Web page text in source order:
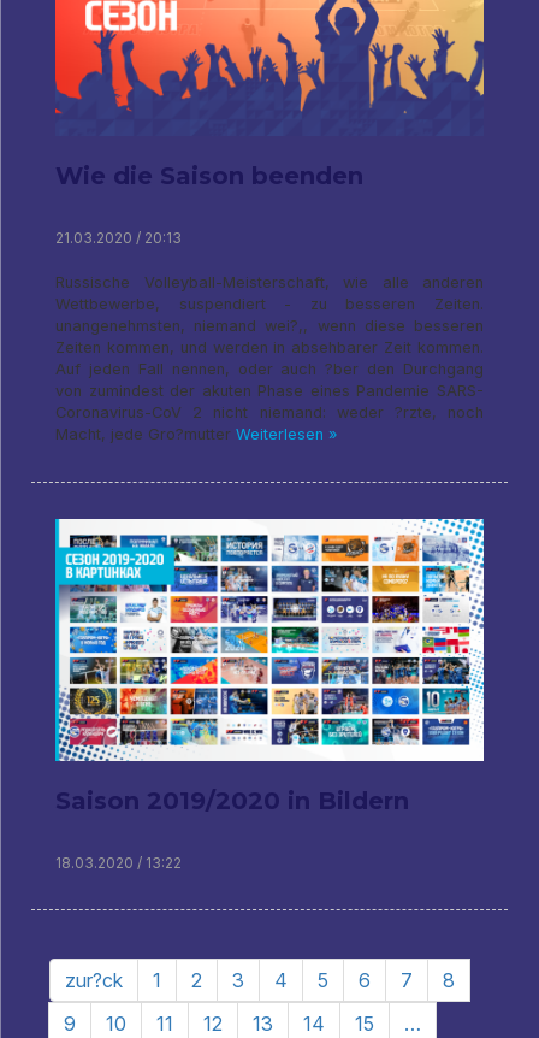
Wie die Saison beenden
21.03.2020 / 20:13
Russische Volleyball-Meisterschaft, wie alle anderen
Wettbewerbe, suspendiert - zu besseren Zeiten.
unangenehmsten, niemand wei?,, wenn diese besseren
Zeiten kommen, und werden in absehbarer Zeit kommen.
Auf jeden Fall nennen, oder auch ?ber den Durchgang
von zumindest der akuten Phase eines Pandemie SARS-
Coronavirus-CoV 2 nicht niemand: weder ?rzte, noch
Macht, jede Gro?mutter Weiterlesen »
Saison 2019/2020 in Bildern
18.03.2020 / 13:22
zur?ck 1 2 3 4 5 6 7
8
9
10 11 12 13 14 15
…